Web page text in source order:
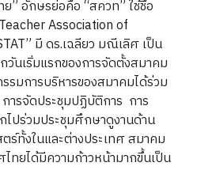
” อักษรย่อคือ “สควท” ใช้ชื่อ
Association of
มี ดร.เฉลียว มณีเลิศ เป็น
นเริ่มแรกของการจัดตั้งสมาคม
มการบริหารของสมาคมได้ร่วม
ารจัดประชุมปฏิบัติการ การ
ไปร่วมประชุมศึกษาดูงานด้าน
ร์ทั้งในและต่างประเทศ สมาคม
ทยได้มีความก้าวหน้ามากขึ้นเป็น